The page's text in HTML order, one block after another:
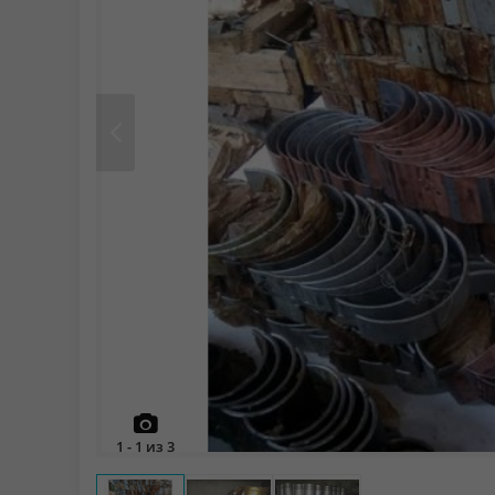
1 - 1 из 3